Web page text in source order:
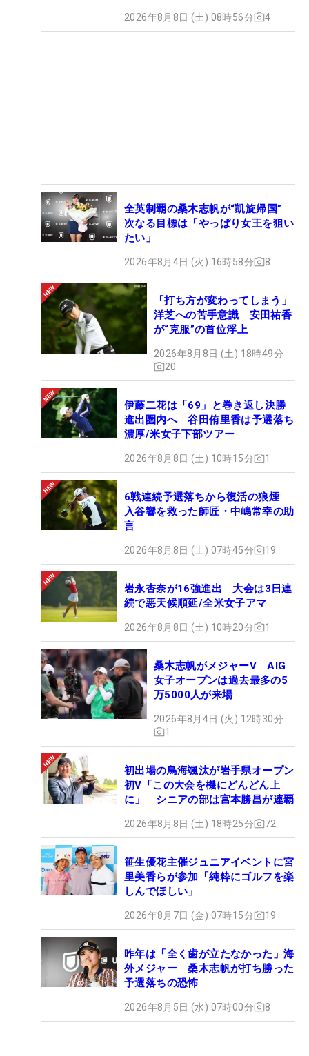
2026年8月8日 (土) 08時56分 4
全英制覇の桑木志帆が“凱旋帰国”
次なる目標は「やっぱり女王を狙い
たい」
2026年8月4日 (火) 16時58分 8
「打ち方が変わってしまう」
洋芝への苦手意識 安田祐香
が“克服”の首位浮上
2026年8月8日 (土) 18時49分
20
伊藤二花は「69」と巻き返し決勝
進出圏内へ 谷田侑里香は予選落ち
濃厚/米女子下部ツアー
2026年8月8日 (土) 10時15分 1
6戦連続予選落ちから復活の狼煙
入谷響を救った師匠・中嶋常幸の助
言
2026年8月8日 (土) 07時45分 19
岩永杏奈が16強進出 大会は3日連
続で悪天候順延/全米女子アマ
2026年8月8日 (土) 10時20分 1
桑木志帆がメジャーV AIG
女子オープンは過去最多の5
万5000人が来場
2026年8月4日 (火) 12時30分
1
初出場の鳥海颯汰が岩手県オープン
初V「この大会を機にどんどん上
に」 シニアの部は宮本勝昌が連覇
2026年8月8日 (土) 18時25分 72
笹生優花主催ジュニアイベントに宮
里美香らが参加「純粋にゴルフを楽
しんでほしい」
2026年8月7日 (金) 07時15分 19
昨年は「全く歯が立たなかった」海
外メジャー 桑木志帆が打ち勝った
予選落ちの恐怖
2026年8月5日 (水) 07時00分 8